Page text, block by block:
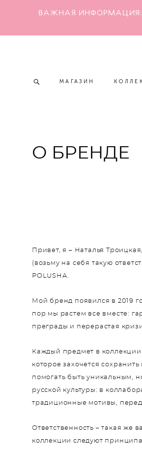
ВАЖНАЯ ИНФОРМАЦИЯ:
МАГАЗИН
О БРЕНДЕ
Привет, я – Наталья
(возьму на себя такую
POLUSHA.
Мой бренд появился в 2019
пор мы растем все вместе:
преграды и перерастая
Каждый предмет в коллекции
которое захочется
помогать быть уникальным,
русской культуры: в
традиционные мотивы,
Ответственность – такая же
коллекции следуют